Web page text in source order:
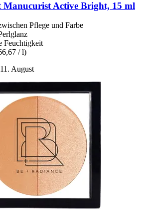
Manucurist Active Bright, 15 ml
Pflege und Farbe
Feuchtigkeit
/ l)
August